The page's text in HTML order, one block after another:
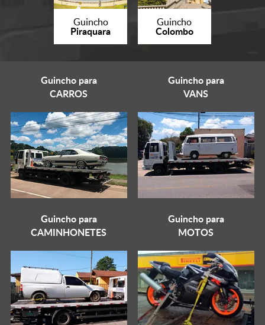
Guincho
Piraquara
Guincho
Colombo
Guincho para
CARROS
Guincho para
VANS
Guincho para
CAMINHONETES
Guincho para
MOTOS